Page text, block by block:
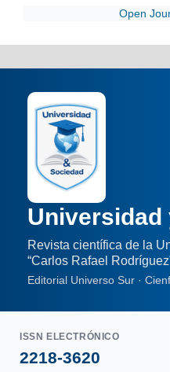
Open
Universidad
Revista científica de la
“Carlos Rafael
Editorial Universo Sur ·
ISSN ELECTRÓNICO
2218-3620